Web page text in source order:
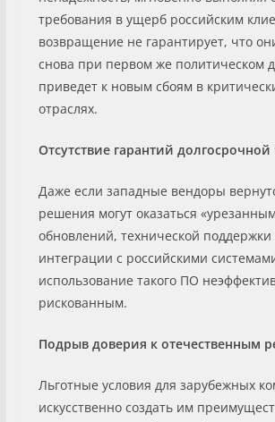
требования в ущерб российским
возвращение не гарантирует, что
снова при первом же политическом
приведет к новым сбоям в
отраслях.
Отсутствие гарантий
Даже если западные вендоры
решения могут оказаться
обновлений, технической поддержки
интеграции с российскими
использование такого ПО
рискованным.
Подрыв доверия к отечественным
Льготные условия для зарубежных
искусственно создать им